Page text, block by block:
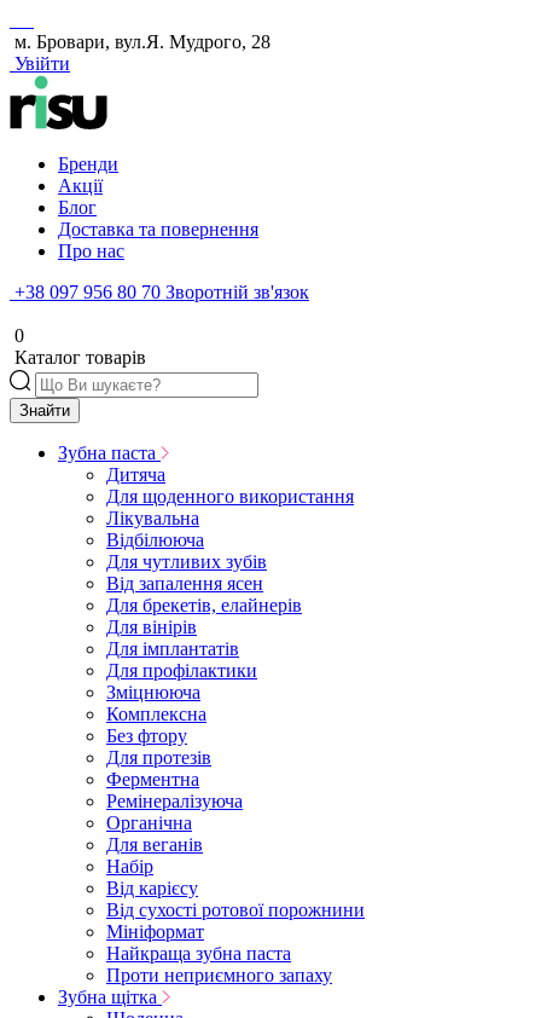
м. Бровари, вул.Я. Мудрого, 28
Увійти
Бренди
Акції
Блог
Доставка та повернення
Про нас
+38 097 956 80 70 Зворотній зв'язок
0
Каталог товарів
Знайти
Зубна паста
Дитяча
Для щоденного використання
Лікувальна
Відбілююча
Для чутливих зубів
Від запалення ясен
Для брекетів, елайнерів
Для вінірів
Для імплантатів
Для профілактики
Зміцнююча
Комплексна
Без фтору
Для протезів
Ферментна
Ремінералізуюча
Органічна
Для веганів
Набір
Від карієсу
Від сухості ротової порожнини
Мініформат
Найкраща зубна паста
Проти неприємного запаху
Зубна щітка